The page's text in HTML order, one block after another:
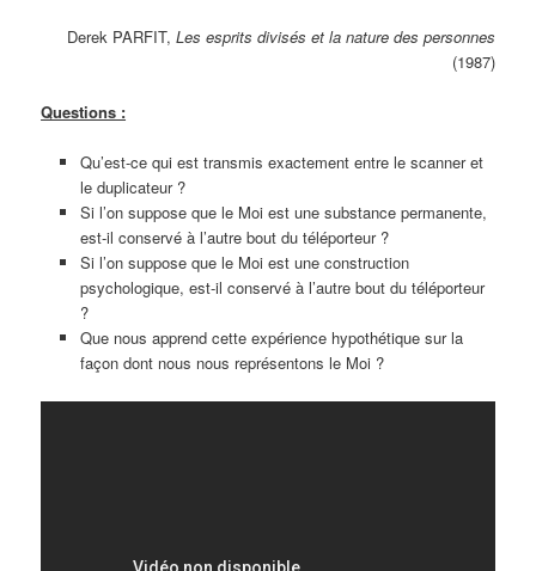
Derek PARFIT, Les esprits divisés et la nature des personnes
(1987)
Questions :
Qu’est-ce qui est transmis exactement entre le scanner et
le duplicateur ?
Si l’on suppose que le Moi est une substance permanente,
est-il conservé à l’autre bout du téléporteur ?
Si l’on suppose que le Moi est une construction
psychologique, est-il conservé à l’autre bout du téléporteur
?
Que nous apprend cette expérience hypothétique sur la
façon dont nous nous représentons le Moi ?